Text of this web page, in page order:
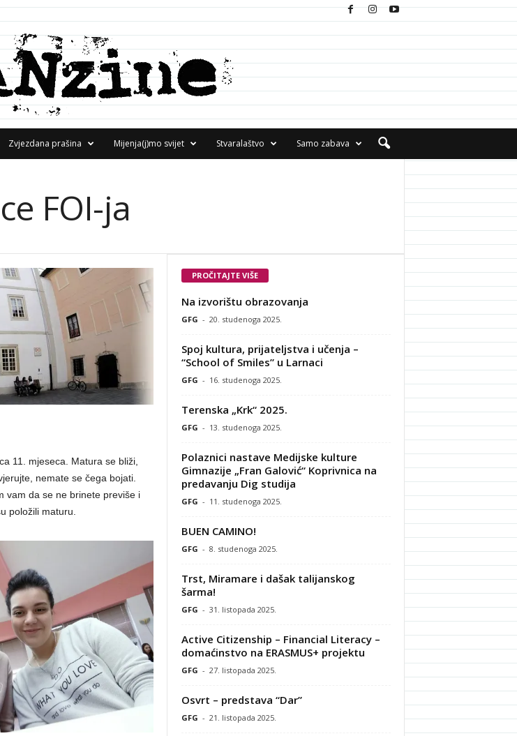
Zvjezdana prašina Mijenja(j)mo svijet Stvaralaštvo Samo zabava
FOI-ja
11. mjeseca. Matura se bliži,
nemate se čega bojati.
vam da se ne brinete previše i
položili maturu.
PROČITAJTE VIŠE
Na izvorištu obrazovanja
GFG - 20. studenoga 2025.
Spoj kultura, prijateljstva i učenja –
“School of Smiles” u Larnaci
GFG - 16. studenoga 2025.
Terenska „Krk“ 2025.
GFG - 13. studenoga 2025.
Polaznici nastave Medijske kulture
Gimnazije „Fran Galović“ Koprivnica na
predavanju Dig studija
GFG - 11. studenoga 2025.
BUEN CAMINO!
GFG - 8. studenoga 2025.
Trst, Miramare i dašak talijanskog
šarma!
GFG - 31. listopada 2025.
Active Citizenship – Financial Literacy –
domaćinstvo na ERASMUS+ projektu
GFG - 27. listopada 2025.
Osvrt – predstava “Dar”
GFG - 21. listopada 2025.